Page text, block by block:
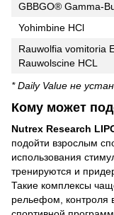
GBBGO® Gamma-
Yohimbine HCl
Rauwolfia vomitoria
Rauwolscine HCL
* Daily Value не
Кому может
Nutrex Research
подойти взрослым
использования
тренируются и
Такие комплексы
рельефом, контроля